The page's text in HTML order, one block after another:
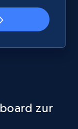
Initial
and
- Collectzur